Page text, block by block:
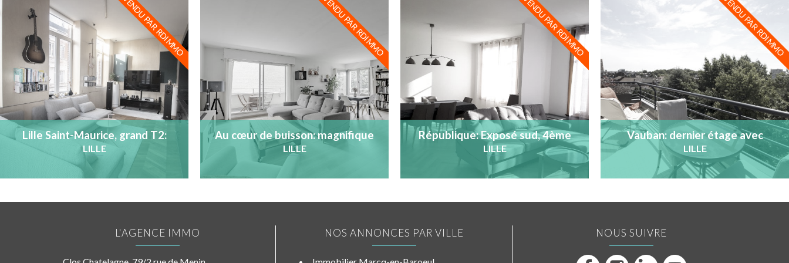
VENDU PAR RDIMMO
Lille Saint-Maurice, grand T2:
entièrement rénové
LILLE
VENDU PAR RDIMMO
Au cœur de buisson: magnifiqu​e
type 3 avec balcon et parking
LILLE
VENDU PAR RDIMMO
République: Exposé sud, 4ème
étage avec ascenseur
LILLE
VENDU PAR RDIMMO
Vauban: dernier étage avec
terrasse sud-ouest
LILLE
L'AGENCE IMMO NOS ANNONCES PAR VILLE NOUS SUIVRE